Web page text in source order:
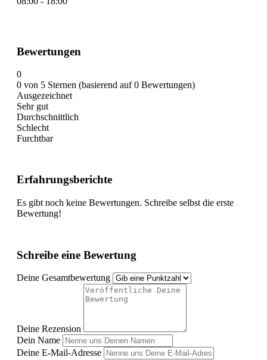
Bewertungen
0
0 von 5 Sternen (basierend auf 0 Bewertungen)
Ausgezeichnet
Sehr gut
Durchschnittlich
Schlecht
Furchtbar
Erfahrungsberichte
Es gibt noch keine Bewertungen. Schreibe selbst die erste
Bewertung!
Schreibe eine Bewertung
Deine Gesamtbewertung
Deine Rezension
Dein Name
Deine E-Mail-Adresse